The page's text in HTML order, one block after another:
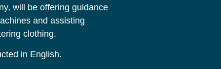
will be offering guidance
and assisting
clothing.
in English.